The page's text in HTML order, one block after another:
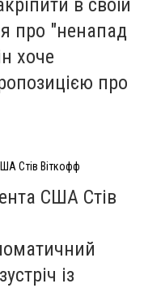
в своїй
про "ненапад
хоче
про
Стів Віткофф
США Стів
із